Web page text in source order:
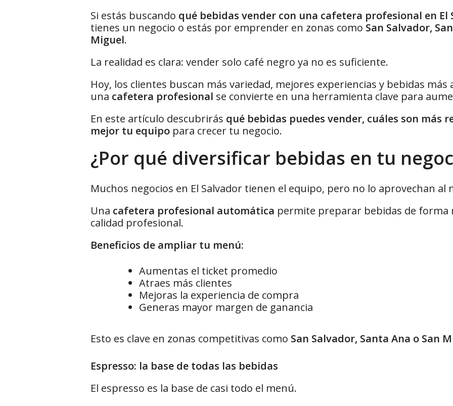
Si estás buscando qué bebidas vender con una cafetera profesional en El
tienes un negocio o estás por emprender en zonas como San Salvador,
Miguel.
La realidad es clara: vender solo café negro ya no es suficiente.
Hoy, los clientes buscan más variedad, mejores experiencias y bebidas más
una cafetera profesional se convierte en una herramienta clave para
En este artículo descubrirás qué bebidas puedes vender, cuáles son más
mejor tu equipopara crecer tu negocio.
¿Por qué diversificar bebidas en tu
Muchos negocios en El Salvador tienen el equipo, pero no lo aprovechan al
Una cafetera profesional automática permite preparar bebidas de forma
calidad profesional.
Beneficios de ampliar tu menú:
Aumentas el ticket promedio
Atraes más clientes
Mejoras la experiencia de compra
Generas mayor margen de ganancia
Esto es clave en zonas competitivas como San Salvador, Santa Ana o San
Espresso: la base de todas las bebidas
El espresso es la base de casi todo el menú.